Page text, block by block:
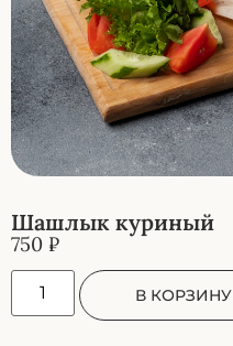
Шашлык куриный
750 ₽
В КОРЗИНУ